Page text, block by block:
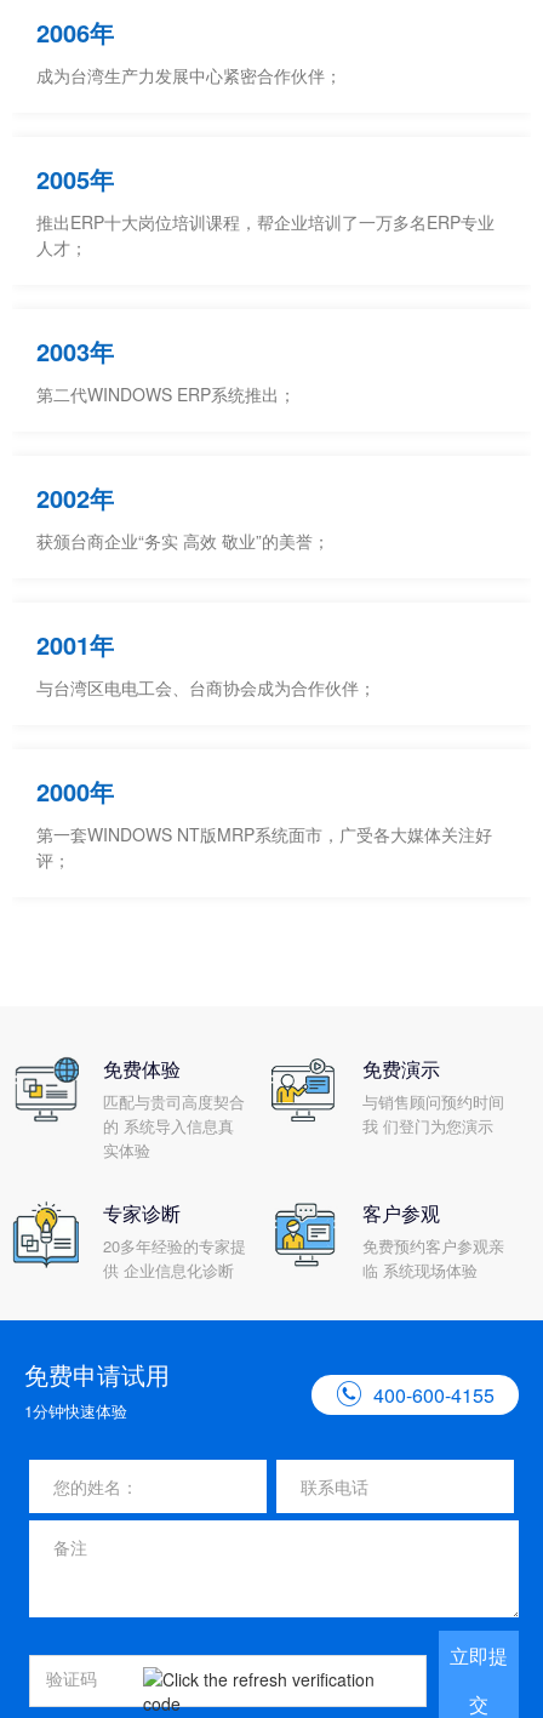
2006年
成为台湾生产力发展中心紧密合作伙伴；
2005年
推出ERP十大岗位培训课程，帮企业培训了一万多名ERP专业
人才；
2003年
第二代WINDOWS ERP系统推出；
2002年
获颁台商企业“务实 高效 敬业”的美誉；
2001年
与台湾区电电工会、台商协会成为合作伙伴；
2000年
第一套WINDOWS NT版MRP系统面市，广受各大媒体关注好
评；
免费体验
匹配与贵司高度契合
的 系统导入信息真
实体验
免费演示
与销售顾问预约时间
我 们登门为您演示
专家诊断
20多年经验的专家提
供 企业信息化诊断
客户参观
免费预约客户参观亲
临 系统现场体验
免费申请试用
1分钟快速体验
 400-600-4155
立即提
交